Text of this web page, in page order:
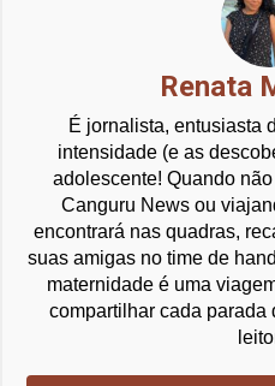
Renata
É jornalista, entusiasta
intensidade (e as
adolescente! Quando
Canguru News ou
encontrará nas quadras,
suas amigas no time de
maternidade é uma
compartilhar cada parada